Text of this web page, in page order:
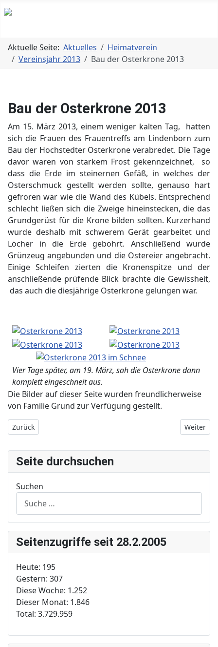
Aktuelle Seite: Aktuelles
Heimatverein
Vereinsjahr 2013
Bau der Osterkrone 2013
Bau der Osterkrone 2013
Am 15. März 2013, einem weniger kalten Tag, hatten
sich die Frauen des Frauentreffs am Lindenborn zum
Bau der Hochstedter Osterkrone verabredet. Die Tage
davor waren von starkem Frost gekennzeichnet, so
dass die Erde im steinernen Gefäß, in welches der
Osterschmuck gestellt werden sollte, genauso hart
gefroren war wie die Wand des Kübels. Entsprechend
schlecht ließen sich die Zweige hineinstecken, die das
Grundgerüst für die Krone bilden sollten. Kurzerhand
wurde deshalb mit schwerem Gerät gearbeitet und
Löcher in die Erde gebohrt. Anschließend wurde
Grünzeug angebunden und die Ostereier angebracht.
Einige Schleifen zierten die Kronenspitze und der
anschließende prüfende Blick brachte die Gewissheit,
das auch die diesjährige Osterkrone gelungen war.
Vier Tage später, am 19. März, sah die Osterkrone dann
komplett eingeschneit aus.
Die Bilder auf dieser Seite wurden freundlicherweise
von Familie Grund zur Verfügung gestellt.
Vorheriger Beitrag: Ostereiersuche 2013
Zurück Nächster
Weiter
Seite durchsuchen
Suchen
Seitenzugriffe seit 28.2.2005
Heute: 195
Gestern: 307
Diese Woche: 1.252
Dieser Monat: 1.846
Total: 3.729.959